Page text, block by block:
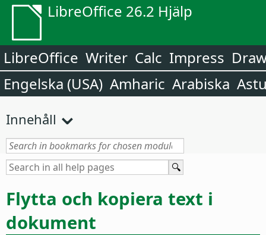
LibreOffice 26.2 Hjälp
LibreOffice Writer Calc Impress
Engelska (USA) Amharic Arabiska
Innehåll
Flytta och kopiera text i
dokument